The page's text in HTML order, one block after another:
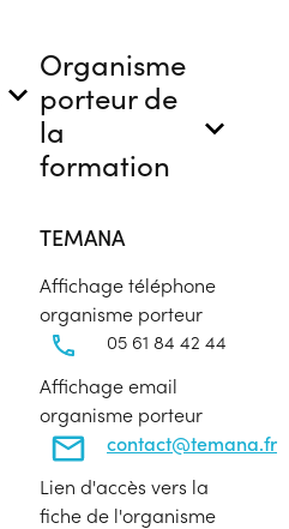
Organisme
porteur de
la
formation
TEMANA
Affichage téléphone
organisme porteur
05 61 84 42 44
Affichage email
organisme porteur
contact@temana.fr
Lien d'accès vers la
fiche de l'organisme